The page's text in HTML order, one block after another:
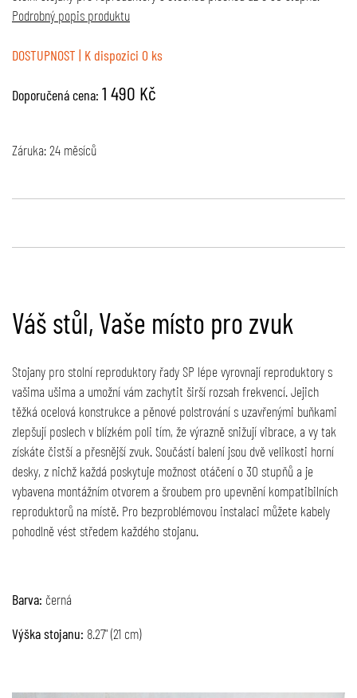
Podrobný popis produktu
DOSTUPNOST | K dispozici 0 ks
Doporučená cena: 1 490 Kč
Záruka: 24 měsíců
Váš stůl, Vaše místo pro zvuk
Stojany pro stolní reproduktory řady SP lépe vyrovnají reproduktory s
vašima ušima a umožní vám zachytit širší rozsah frekvencí. Jejich
těžká ocelová konstrukce a pěnové polstrování s uzavřenými buňkami
zlepšují poslech v blízkém poli tím, že výrazně snižují vibrace, a vy tak
získáte čistší a přesnější zvuk. Součástí balení jsou dvě velikosti horní
desky, z nichž každá poskytuje možnost otáčení o 30 stupňů a je
vybavena montážním otvorem a šroubem pro upevnění kompatibilních
reproduktorů na místě. Pro bezproblémovou instalaci můžete kabely
pohodlně vést středem každého stojanu.
Barva: černá
Výška stojanu: 8.27" (21 cm)